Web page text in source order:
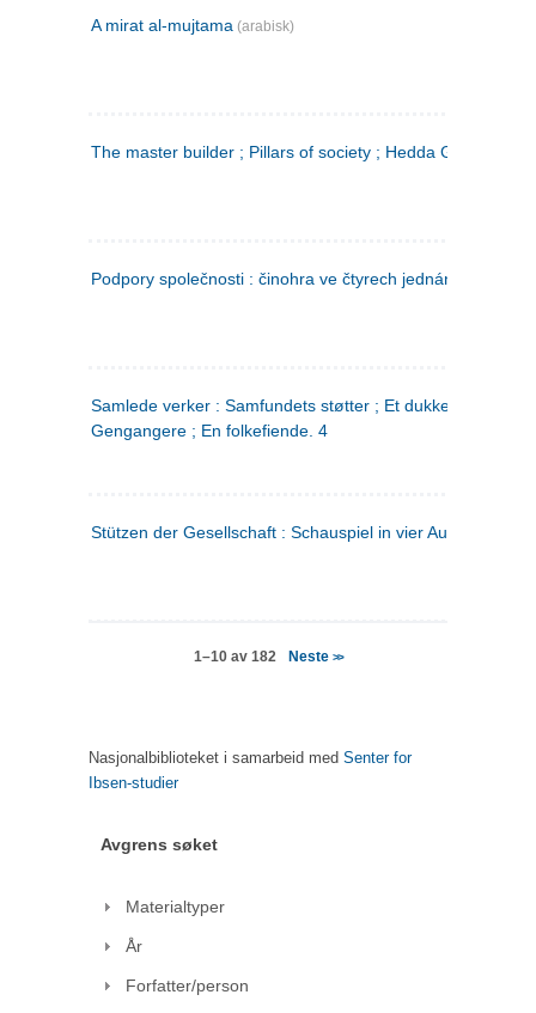
A mirat al-mujtama (arabisk)
The master builder ; Pillars of society ; Hedda Gabler
Podpory společnosti : činohra ve čtyrech jednáních
Samlede verker : Samfundets støtter ; Et dukkehjem ;
Gengangere ; En folkefiende. 4
Stützen der Gesellschaft : Schauspiel in vier Aufzügen
1–10 av 182 Neste >>
Nasjonalbiblioteket i samarbeid med Senter for
Ibsen-studier
Avgrens søket
Materialtyper
År
Forfatter/person